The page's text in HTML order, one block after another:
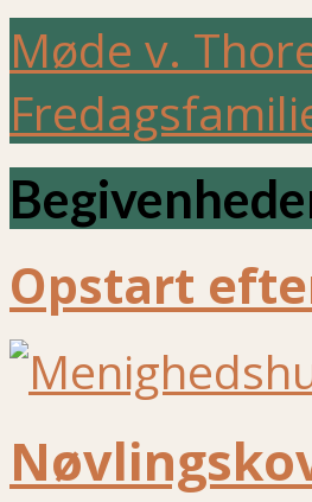
Møde v.
Opstart